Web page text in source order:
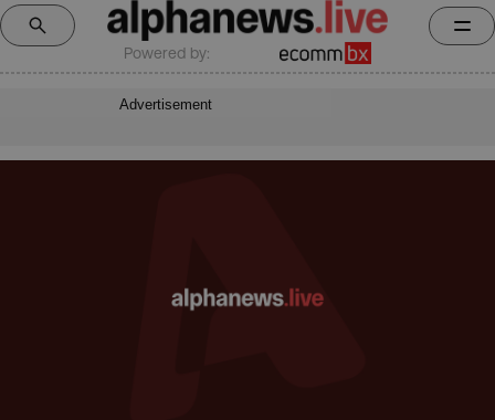
Powered by:
Advertisement